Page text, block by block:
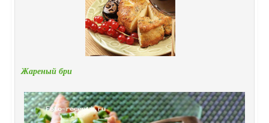
Жареный бри